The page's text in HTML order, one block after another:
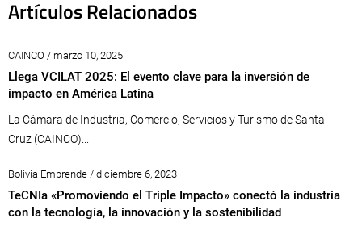
Artículos Relacionados
CAINCO / marzo 10, 2025
Llega VCILAT 2025: El evento clave para la inversión de
impacto en América Latina
La Cámara de Industria, Comercio, Servicios y Turismo de Santa
Cruz (CAINCO)...
Bolivia Emprende / diciembre 6, 2023
TeCNIa «Promoviendo el Triple Impacto» conectó la industria
con la tecnología, la innovación y la sostenibilidad